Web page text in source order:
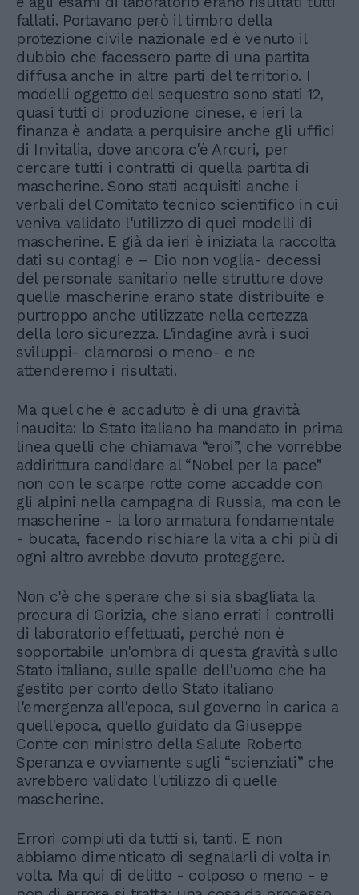
fallati. Portavano però il timbro della
protezione civile nazionale ed è venuto il
dubbio che facessero parte di una partita
diffusa anche in altre parti del territorio. I
modelli oggetto del sequestro sono stati 12,
quasi tutti di produzione cinese, e ieri la
finanza è andata a perquisire anche gli uffici
di Invitalia, dove ancora c'è Arcuri, per
cercare tutti i contratti di quella partita di
mascherine. Sono stati acquisiti anche i
verbali del Comitato tecnico scientifico in cui
veniva validato l'utilizzo di quei modelli di
mascherine. E già da ieri è iniziata la raccolta
dati su contagi e – Dio non voglia- decessi
del personale sanitario nelle strutture dove
quelle mascherine erano state distribuite e
purtroppo anche utilizzate nella certezza
della loro sicurezza. L'indagine avrà i suoi
sviluppi- clamorosi o meno- e ne
attenderemo i risultati.
Ma quel che è accaduto è di una gravità
inaudita: lo Stato italiano ha mandato in prima
linea quelli che chiamava “eroi”, che vorrebbe
addirittura candidare al “Nobel per la pace”
non con le scarpe rotte come accadde con
gli alpini nella campagna di Russia, ma con le
mascherine - la loro armatura fondamentale
- bucata, facendo rischiare la vita a chi più di
ogni altro avrebbe dovuto proteggere.
Non c'è che sperare che si sia sbagliata la
procura di Gorizia, che siano errati i controlli
di laboratorio effettuati, perché non è
sopportabile un'ombra di questa gravità sullo
Stato italiano, sulle spalle dell'uomo che ha
gestito per conto dello Stato italiano
l'emergenza all'epoca, sul governo in carica a
quell'epoca, quello guidato da Giuseppe
Conte con ministro della Salute Roberto
Speranza e ovviamente sugli “scienziati” che
avrebbero validato l'utilizzo di quelle
mascherine.
Errori compiuti da tutti sì, tanti. E non
abbiamo dimenticato di segnalarli di volta in
volta. Ma qui di delitto - colposo o meno - e